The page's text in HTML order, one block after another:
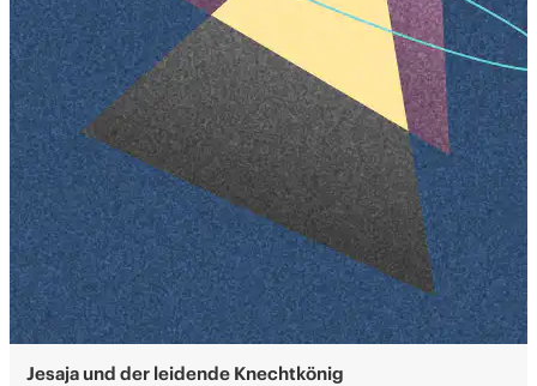
Jesaja und der leidende Knechtkönig